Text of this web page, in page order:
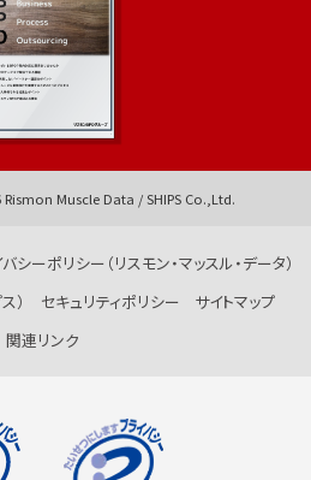
Rismon Muscle Data / SHIPS Co.,Ltd.
シーポリシー（リスモン・マッスル・データ）
）
セキュリティポリシー
サイトマップ
関連リンク